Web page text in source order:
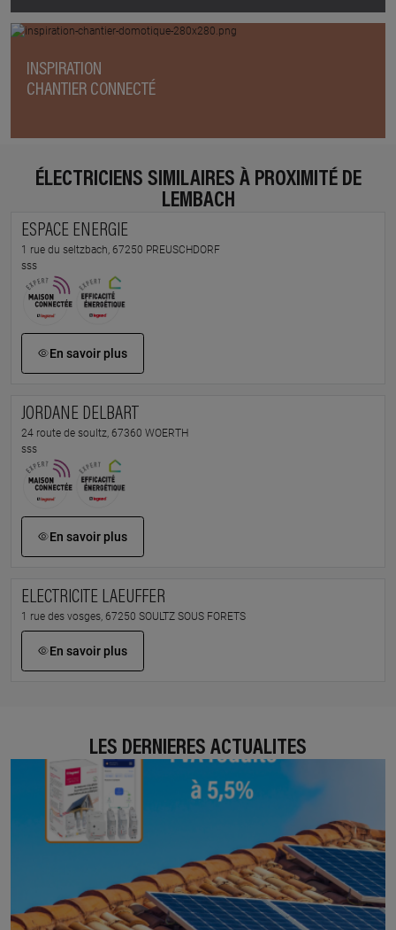
INSPIRATION
CHANTIER CONNECTÉ
ÉLECTRICIENS SIMILAIRES À PROXIMITÉ DE
LEMBACH
ESPACE ENERGIE
1 rue du seltzbach, 67250 PREUSCHDORF
sss
En savoir plus
JORDANE DELBART
24 route de soultz, 67360 WOERTH
sss
En savoir plus
ELECTRICITE LAEUFFER
1 rue des vosges, 67250 SOULTZ SOUS FORETS
En savoir plus
LES DERNIÈRES ACTUALITÉS